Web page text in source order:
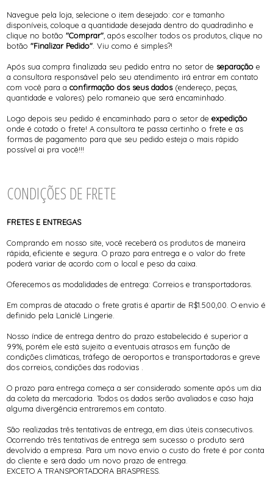
Navegue pela loja, selecione o item desejado: cor e tamanho
disponíveis, coloque a quantidade desejada dentro do quadradinho e
clique no botão"Comprar", após escolher todos os produtos, clique no
botão"Finalizar Pedido". Viu como é simples?!
Após sua compra finalizada seu pedido entra no setor de separaçãoe
a consultora responsável pelo seu atendimento irá entrar em contato
com você para aconfirmação dos seus dados(endereço, peças,
quantidade e valores) pelo romaneio que será encaminhado.
Logo depois seu pedido é encaminhado para o setor deexpedição
onde é cotado o frete! A consultora te passa certinho o frete e as
formas de pagamento para que seu pedido esteja o mais rápido
possível ai pra você!!!
CONDIÇÕES DE FRETE
FRETES E ENTREGAS
Comprando em nosso site, você receberá os produtos de maneira
rápida, eficiente e segura. O prazo para entrega e o valor do frete
poderá variar de acordo com o local e peso da caixa.
Oferecemos as modalidades de entrega: Correios e transportadoras.
Em compras de atacado o frete gratis é apartir de R$1.500,00. O envio é
definido pela Laniclê Lingerie.
Nosso índice de entrega dentro do prazo estabelecido é superior a
99%, porém ele está sujeito a eventuais atrasos em função de
condições climáticas, tráfego de aeroportos e transportadoras e greve
dos correios, condições das rodovias .
O prazo para entrega começa a ser considerado somente após um dia
da coleta da mercadoria. Todos os dados serão avaliados e caso haja
alguma divergência entraremos em contato.
São realizadas três tentativas de entrega, em dias úteis consecutivos.
Ocorrendo três tentativas de entrega sem sucesso o produto será
devolvido a empresa. Para um novo envio o custo do frete é por conta
do cliente e será dado um novo prazo de entrega.
EXCETO A TRANSPORTADORA BRASPRESS.